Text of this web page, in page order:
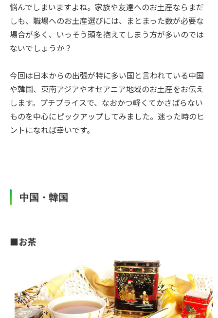
悩んでしまいますよね。家族や友達へのお土産ならまだ
しも、職場へのお土産選びには、まとまった数が必要な
場合が多く、いっそう頭を抱えてしまう方が多いのでは
ないでしょうか？
今回は日本からの出張が特に多い国と言われている中国
や韓国、東南アジアやオセアニア地域のお土産をお伝え
します。プチプライスで、なおかつ軽くてかさばらない
ものを中心にピックアップしてみました。迷った時のヒ
ントになれば幸いです。
中国・韓国
■お茶